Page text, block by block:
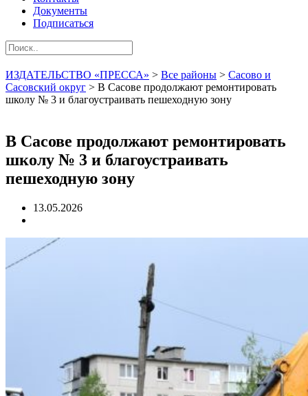
Документы
Подписаться
ИЗДАТЕЛЬСТВО «ПРЕССА» > Все районы > Сасово и
Сасовский округ > В Сасове продолжают ремонтировать
школу № 3 и благоустраивать пешеходную зону
В Сасове продолжают ремонтировать
школу № 3 и благоустраивать
пешеходную зону
13.05.2026